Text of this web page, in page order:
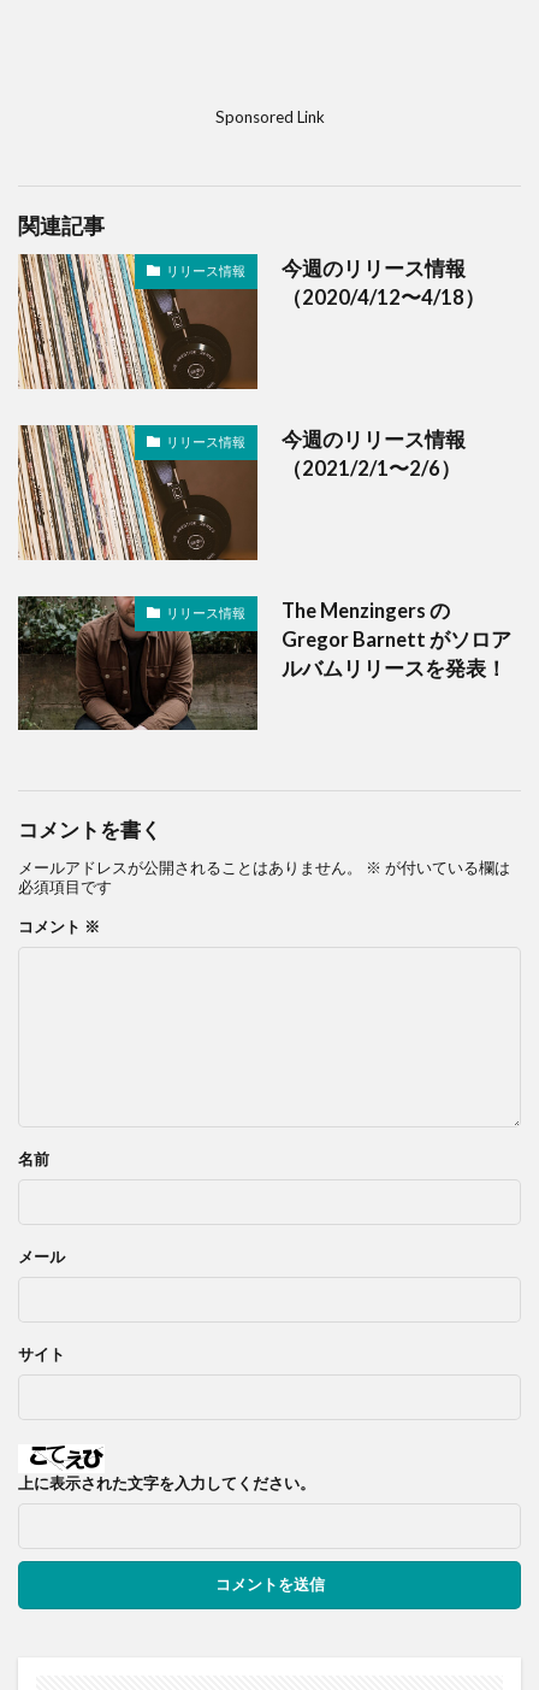
Sponsored Link
関連記事
リリース情報
今週のリリース情報
（2020/4/12〜4/18）
リリース情報
今週のリリース情報
（2021/2/1〜2/6）
リリース情報
The Menzingers の
Gregor Barnett がソロア
ルバムリリースを発表！
コメントを書く
メールアドレスが公開されることはありません。 ※ が付いている欄は
必須項目です
コメント ※
名前
メール
サイト
上に表示された文字を入力してください。